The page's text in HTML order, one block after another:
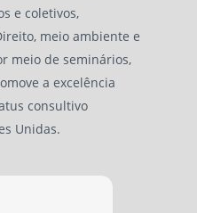
e coletivos,
meio ambiente e
meio de seminários,
a excelência
consultivo
Unidas.